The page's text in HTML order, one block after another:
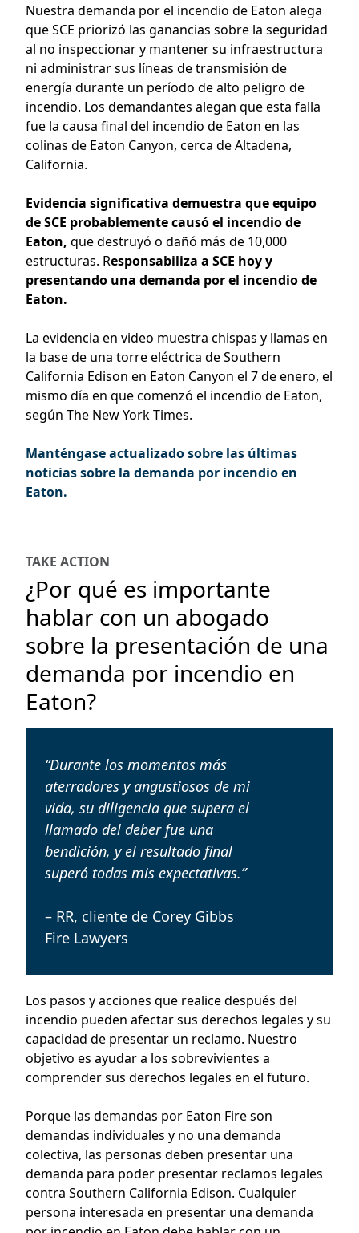
Nuestra demanda por el incendio de Eaton alega
que SCE priorizó las ganancias sobre la seguridad
al no inspeccionar y mantener su infraestructura
ni administrar sus líneas de transmisión de
energía durante un período de alto peligro de
incendio. Los demandantes alegan que esta falla
fue la causa final del incendio de Eaton en las
colinas de Eaton Canyon, cerca de Altadena,
California.
Evidencia significativa demuestra que equipo
de SCE probablemente causó el incendio de
Eaton, que destruyó o dañó más de 10,000
estructuras. Responsabiliza a SCE hoy y
presentando una demanda por el incendio de
Eaton.
La evidencia en video muestra chispas y llamas en
la base de una torre eléctrica de Southern
California Edison en Eaton Canyon el 7 de enero, el
mismo día en que comenzó el incendio de Eaton,
según The New York Times.
Manténgase actualizado sobre las últimas
noticias sobre la demanda por incendio en
Eaton.
TAKE ACTION
¿Por qué es importante
hablar con un abogado
sobre la presentación de una
demanda por incendio en
Eaton?
“Durante los momentos más
aterradores y angustiosos de mi
vida, su diligencia que supera el
llamado del deber fue una
bendición, y el resultado final
superó todas mis expectativas.”
– RR, cliente de Corey Gibbs
Fire Lawyers
Los pasos y acciones que realice después del
incendio pueden afectar sus derechos legales y su
capacidad de presentar un reclamo. Nuestro
objetivo es ayudar a los sobrevivientes a
comprender sus derechos legales en el futuro.
Porque las demandas por Eaton Fire son
demandas individuales y no una demanda
colectiva, las personas deben presentar una
demanda para poder presentar reclamos legales
contra Southern California Edison. Cualquier
persona interesada en presentar una demanda